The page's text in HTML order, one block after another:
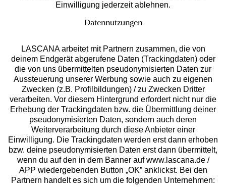
Services
Beratung
Über uns
Rechtliches
Einwilligung jederzeit ablehnen.
Datennutzungen
LASCANA arbeitet mit Partnern zusammen, die von
deinem Endgerät abgerufene Daten (Trackingdaten) oder
die von uns übermittelten pseudonymisierten Daten zur
Aussteuerung unserer Werbung sowie auch zu eigenen
Zwecken (z.B. Profilbildungen) / zu Zwecken Dritter
verarbeiten. Vor diesem Hintergrund erfordert nicht nur die
Erhebung der Trackingdaten bzw. die Übermittlung deiner
pseudonymisierten Daten, sondern auch deren
Weiterverarbeitung durch diese Anbieter einer
Einwilligung. Die Trackingdaten werden erst dann erhoben
bzw. deine pseudonymisierten Daten erst dann übermittelt,
wenn du auf den in dem Banner auf www.lascana.de /
APP wiedergebenden Button „OK” anklickst. Bei den
Partnern handelt es sich um die folgenden Unternehmen: